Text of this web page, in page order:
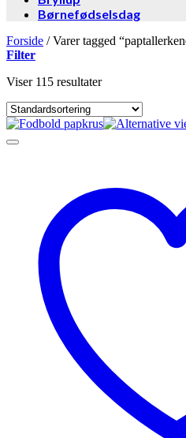
Børnefødselsdag
Forside /Varer tagged
Filter
Viser 115 resultater